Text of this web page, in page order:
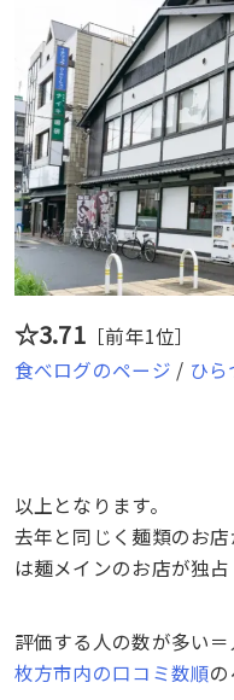
☆3.71 ［前年1位］
食べログのページ / ひ
以上となります。
去年と同じく麺類のお
は麺メインのお店が独占
評価する人の数が多い
枚方市内の口コミ数順